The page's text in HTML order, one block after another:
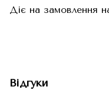
Діє на замовлення
Відгуки